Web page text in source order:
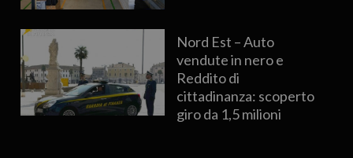
Nord Est – Auto
vendute in nero e
Reddito di
cittadinanza: scoperto
giro da 1,5 milioni